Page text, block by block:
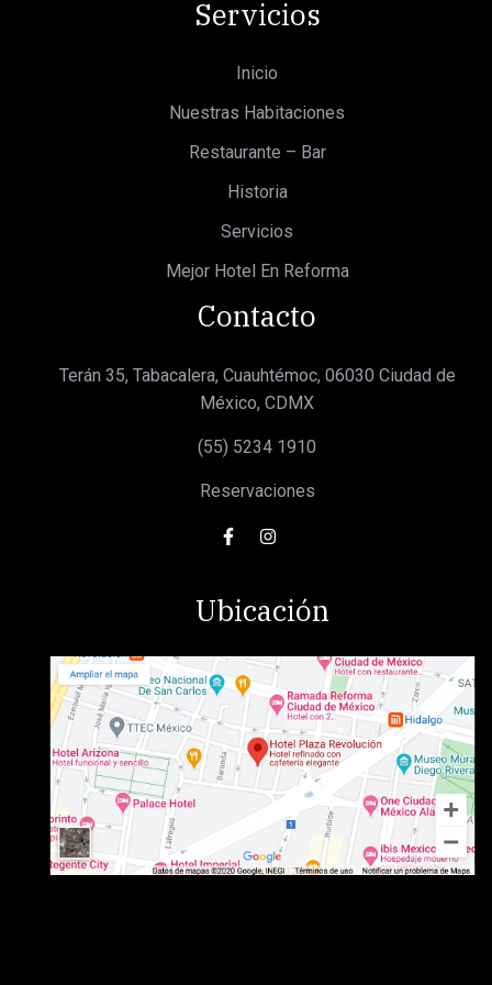
Servicios
Inicio
Nuestras Habitaciones
Restaurante – Bar
Historia
Servicios
Mejor Hotel En Reforma
Contacto
Terán 35, Tabacalera, Cuauhtémoc, 06030 Ciudad de
México, CDMX
(55) 5234 1910
Reservaciones
Ubicación